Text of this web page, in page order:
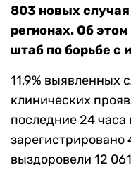
803 новых
регионах. Об
штаб по борьбе с
11,9% выявленных
клинических
последние 24
зарегистрировано
выздоровели 12